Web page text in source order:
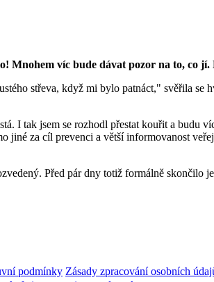
Mnohem víc bude dávat pozor na to, co
střeva, když mi bylo patnáct," svěřila
I tak jsem se rozhodl přestat kouřit a
jiné za cíl prevenci a větší informovanost
Před pár dny totiž formálně skončilo
podmínky Zásady zpracování osobních